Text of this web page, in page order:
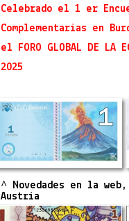
Celebrado el 1 er
Complementarias en
el FORO GLOBAL DE LA
2025
^ Novedades en la
Austria